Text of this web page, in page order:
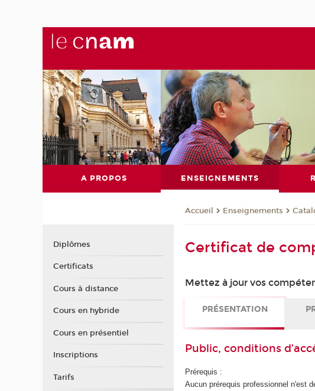
A PROPOS ENSEIGNEMENTS
Accueil Enseignements
Certificat de
Mettez à jour vos
PRÉSENTATION
Public, conditions
Prérequis :
Aucun prérequis professionnel n'est
Diplômes
Certificats
Cours à distance
Cours en hybride
Cours en présentiel
Inscriptions
Tarifs